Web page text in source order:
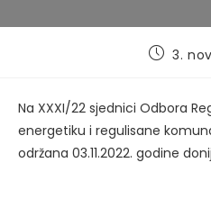
Post3.
Na XXXI/22 sjednici Odbora
energetiku i regulisane
održana 03.11.2022. godine